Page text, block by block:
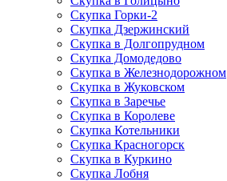
Скупка Горки-2
Скупка Дзержинский
Скупка в Долгопрудном
Скупка Домодедово
Скупка в Железнодорожном
Скупка в Жуковском
Скупка в Заречье
Скупка в Королеве
Скупка Котельники
Скупка Красногорск
Скупка в Куркино
Скупка Лобня